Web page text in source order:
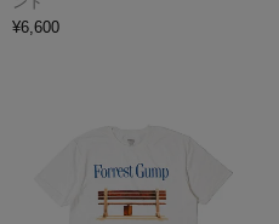
¥6,600